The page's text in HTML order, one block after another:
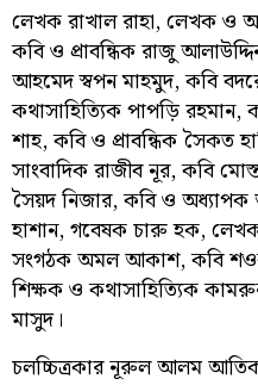
লেখক রাখাল রাহা, লেখক ও
কবি ও প্রাবন্ধিক রাজু
আহমেদ স্বপন মাহমুদ, কবি
কথাসাহিত্যিক পাপড়ি
শাহ, কবি ও প্রাবন্ধিক সৈকত
সাংবাদিক রাজীব নূর, কবি
সৈয়দ নিজার, কবি ও অধ্যাপক
হাশান, গবেষক চারু হক,
সংগঠক অমল আকাশ, কবি
শিক্ষক ও কথাসাহিত্যিক
মাসুদ।
চলচ্চিত্রকার নূরুল আলম